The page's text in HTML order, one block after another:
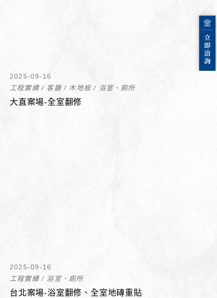
2025-09-16
工程實績/ 客廳/ 木地板/ 浴室、廁所
大直案場-全室翻修
2025-09-16
工程實績/ 浴室、廁所
台北案場-浴室翻修、全室地磚重貼